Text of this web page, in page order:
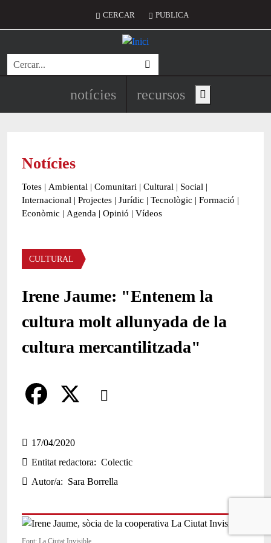
Menú del compte d'usuari
CERCAR PUBLICA
Cerca
Navegació principal de
notícies recursos Show main menu
Notícies
Totes | Ambiental | Comunitari | Cultural | Social |
Internacional | Projectes | Jurídic | Tecnològic | Formació |
Econòmic | Agenda | Opinió | Vídeos
Àmbit de la notícia
CULTURAL
Irene Jaume: "Entenem la
cultura molt allunyada de la
cultura mercantilitzada"
Comparteix
a
c
e
o
17/04/2020
Entitat redactora
Colectic
Autor/a
Sara Borrella
Font: La Ciutat Invisible